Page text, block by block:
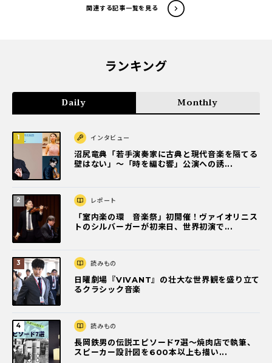
関連する記事一覧を見る
ランキング
Daily Monthly
インタビュー
沼尻竜典「若手演奏家に古典と現代音楽を隔てる
壁はない」～「時を編む響」公演への誘...
レポート
「室内楽の環 音楽祭」初開催！ヴァイオリニス
トのシルバーガーが初来日、世界初演で...
読みもの
日曜劇場『VIVANT』の壮大な世界観を盛り立て
るクラシック音楽
読みもの
長岡鉄男の伝説エピソード7選〜焼肉店で執筆、
スピーカー設計図を600本以上も描い...